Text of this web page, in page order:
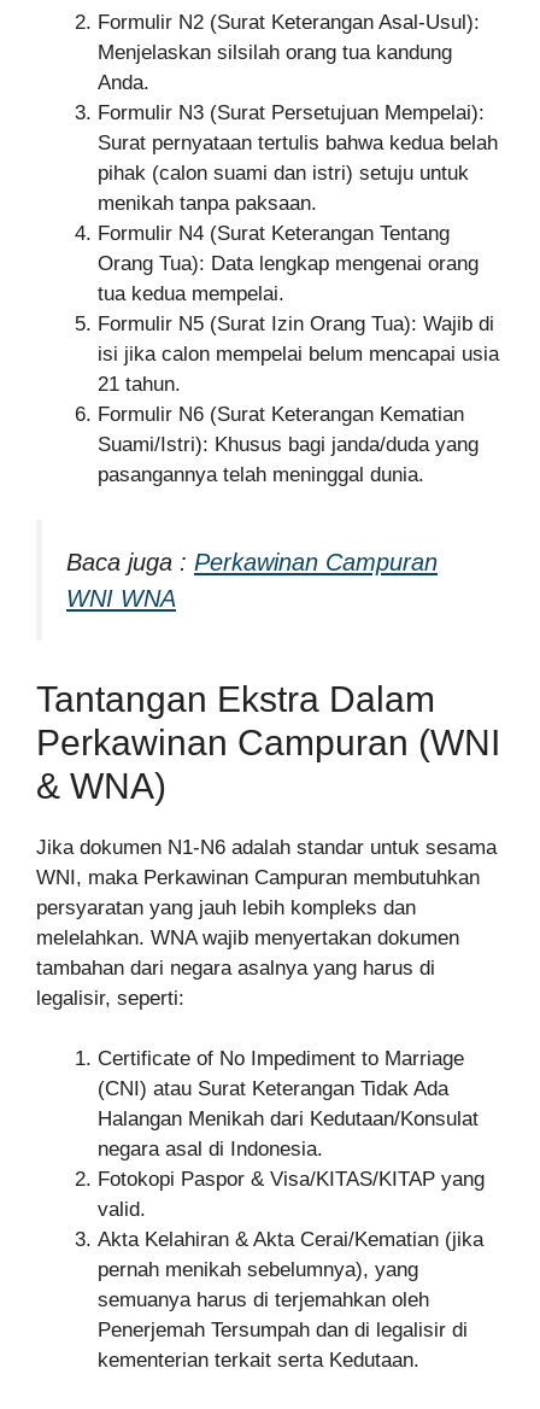
Formulir N2 (Surat Keterangan Asal-Usul):
Menjelaskan silsilah orang tua kandung
Anda.
Formulir N3 (Surat Persetujuan Mempelai):
Surat pernyataan tertulis bahwa kedua belah
pihak (calon suami dan istri) setuju untuk
menikah tanpa paksaan.
Formulir N4 (Surat Keterangan Tentang
Orang Tua): Data lengkap mengenai orang
tua kedua mempelai.
Formulir N5 (Surat Izin Orang Tua): Wajib di
isi jika calon mempelai belum mencapai usia
21 tahun.
Formulir N6 (Surat Keterangan Kematian
Suami/Istri): Khusus bagi janda/duda yang
pasangannya telah meninggal dunia.
Baca juga : Perkawinan Campuran
WNI WNA
Tantangan Ekstra Dalam
Perkawinan Campuran (WNI
& WNA)
Jika dokumen N1-N6 adalah standar untuk sesama
WNI, maka Perkawinan Campuran membutuhkan
persyaratan yang jauh lebih kompleks dan
melelahkan. WNA wajib menyertakan dokumen
tambahan dari negara asalnya yang harus di
legalisir, seperti:
Certificate of No Impediment to Marriage
(CNI) atau Surat Keterangan Tidak Ada
Halangan Menikah dari Kedutaan/Konsulat
negara asal di Indonesia.
Fotokopi Paspor & Visa/KITAS/KITAP yang
valid.
Akta Kelahiran & Akta Cerai/Kematian (jika
pernah menikah sebelumnya), yang
semuanya harus di terjemahkan oleh
Penerjemah Tersumpah dan di legalisir di
kementerian terkait serta Kedutaan.